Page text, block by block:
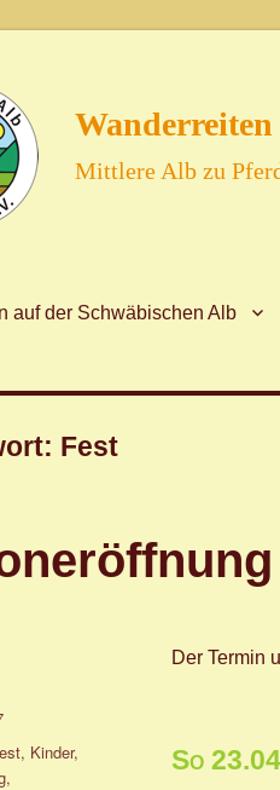
Mittlere Alb zu
auf der Schwäbischen Alb
Fest
Der Termin
So
, Kinder,
,